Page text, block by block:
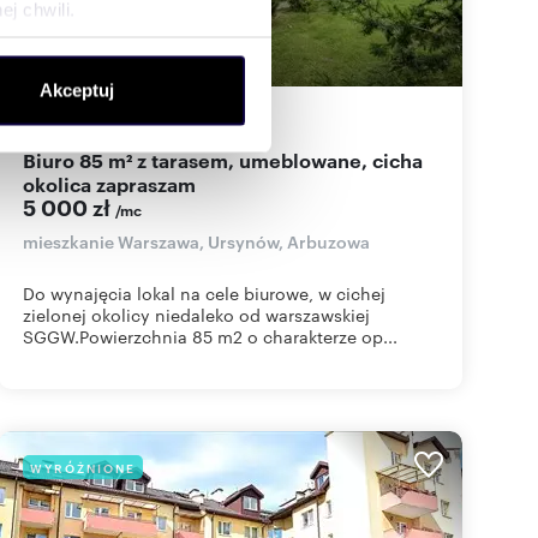
chwili.
społecznościowym,
od Ciebie lub
Akceptuj
m zł/m
Biuro 85 m² z tarasem, umeblowane, cicha
okolica zapraszam
5 000 zł /mc
mieszkanie Warszawa, Ursynów, Arbuzowa
Do wynajęcia lokal na cele biurowe, w cichej
zielonej okolicy niedaleko od warszawskiej
SGGW.Powierzchnia 85 m2 o charakterze op...
WYRÓŻNIONE